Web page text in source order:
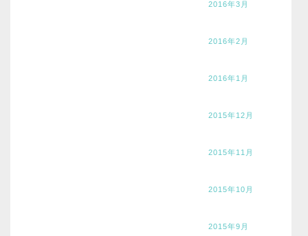
2016年3月
2016年2月
2016年1月
2015年12月
2015年11月
2015年10月
2015年9月